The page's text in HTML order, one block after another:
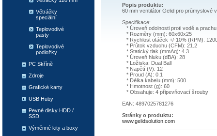
Popis produktu:
60 mm ventilátor Gelid pro průmyslové
Specifikace:
* Úroveň odolnosti proti vodě a
* Rozměry (mm): 60x60x25
* Rychlost otáček +/-10% (RPM):
* Průtok vzduchu (CFM): 21.2
* Statický tlak (mmAq): 4.3
* Úroveň hluku (dBA): 28
* Ložiska: Dual Ball
* Napětí (V): 12
* Proud (A): 0.1
* Délka kabelu (mm): 500
* Hmotnost (g): 60
* Obsahuje: 4 připevňovací šrouby
EAN: 4897025781276
Stránky o produktu:
www.gelidsolution.com
Větráčky
speciální
Teplovodivé
pasty
Teplovodivé
podložky
PC Skříně
Zdroje
Grafické karty
USB Huby
Pevné disky HDD /
SSD
Výměnné kity a boxy